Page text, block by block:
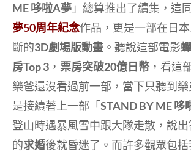
ME 哆啦A夢 」總算推出了續集，這
夢50周年紀念作品，更是一部在日
斷的3D劇場版動畫 。聽說這部電影
房Top 3 ， 票房突破20億日幣 ，看這
樂爸還沒看過前一部，當下只聽到
是接續著上一部「STAND BY ME 哆
登山時遇暴風雪中跟大隊走散，說出
的求婚後就昏迷了。而許多觀眾包